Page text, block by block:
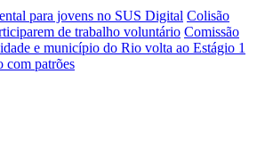
para jovens no SUS Digital Colisão
de trabalho voluntário Comissão
e município do Rio volta ao Estágio 1
com patrões